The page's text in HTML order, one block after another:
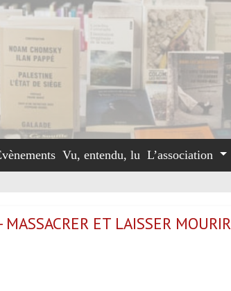
Vu, entendu, lu L’association
ET LAISSER MOURIR